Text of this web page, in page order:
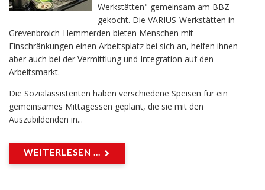
Werkstätten" gemeinsam am BBZ
gekocht. Die VARIUS-Werkstätten in
Grevenbroich-Hemmerden bieten Menschen mit
Einschränkungen einen Arbeitsplatz bei sich an, helfen ihnen
aber auch bei der Vermittlung und Integration auf den
Arbeitsmarkt.
Die Sozialassistenten haben verschiedene Speisen für ein
gemeinsames Mittagessen geplant, die sie mit den
Auszubildenden in...
WEITERLESEN ...